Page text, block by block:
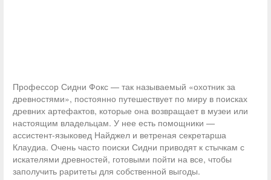
Профессор Сидни Фокс — так называемый «охотник за
древностями», постоянно путешествует по миру в поисках
древних артефактов, которые она возвращает в музеи или
настоящим владельцам. У нее есть помощники —
ассистент-языковед Найджел и ветреная секретарша
Клаудиа. Очень часто поиски Сидни приводят к стычкам с
искателями древностей, готовыми пойти на все, чтобы
заполучить раритеты для собственной выгоды.